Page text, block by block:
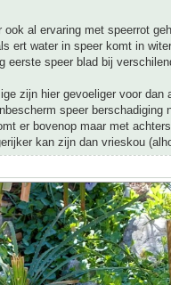
al ervaring met speerrot
ert water in speer komt in
eerste speer blad bij
zijn hier gevoeliger voor dan
speer berschadiging
er bovenop maar met
kan zijn dan vrieskou